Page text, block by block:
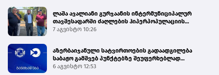
ლაშა ავალიანი გურჯაანის ინტერმუნიციპალურ
თავშესაფარში ძაღლების ჰიპერპოპულაციის
მართვის პროგრამის მიმდინარეობას გაეცნო
7 აგვისტო 10:26
აზერბაიჯანული სატვირთოების გადაადგილება
საბაჟო გამშვებ პუნქტებზე შეუფერხებლად
მიმდინარეობს - შემოსავლების სამსახური
6 აგვისტო 12:53